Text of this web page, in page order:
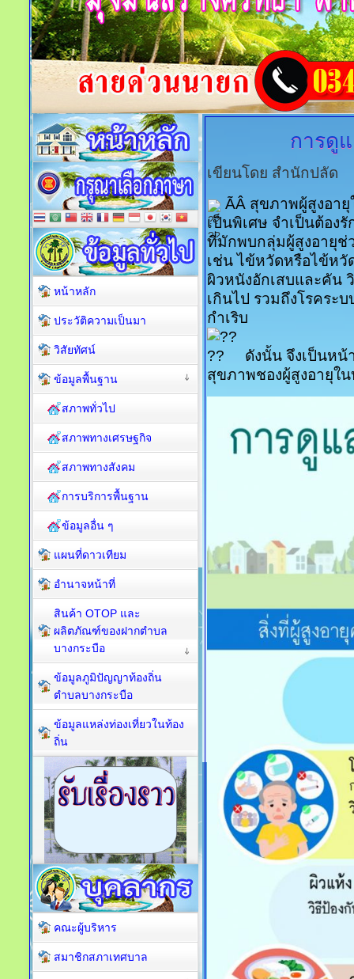
การดู
เขียนโดย สำนักปลัด
ÃÂ สุขภาพผู้สูงอา
เป็นพิเศษ จำเป็นต้อง
ที่มักพบกลุ่มผู้สูงอายุช่
เช่น ไข้หวัดหรือไข้ห
ผิวหนังอักเสบและคัน
เกินไป รวมถึงโรคระ
กำเริบ
ดังนั้น จึงเป็นห
สุขภาพชองผู้สูงอายุใ
หน้าหลัก
ประวัติความเป็นมา
วิสัยทัศน์
ข้อมูลพื้นฐาน
สภาพทั่วไป
สภาพทางเศรษฐกิจ
สภาพทางสังคม
การบริการพื้นฐาน
ข้อมูลอื่น ๆ
แผนที่ดาวเทียม
อำนาจหน้าที่
สินค้า OTOP และ
ผลิตภัณฑ์ของฝากตำบล
บางกระบือ
ข้อมูลภูมิปัญญาท้องถิ่น
ตำบลบางกระบือ
ข้อมูลแหล่งท่องเที่ยวในท้อง
ถิ่น
คณะผู้บริหาร
สมาชิกสภาเทศบาล